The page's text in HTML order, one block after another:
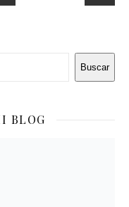
Buscar
BLOG